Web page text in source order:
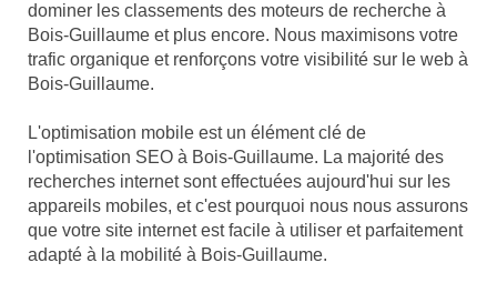
dominer les classements des moteurs de recherche à
Bois-Guillaume et plus encore. Nous maximisons votre
trafic organique et renforçons votre visibilité sur le web à
Bois-Guillaume.
L'optimisation mobile est un élément clé de
l'optimisation SEO à Bois-Guillaume. La majorité des
recherches internet sont effectuées aujourd'hui sur les
appareils mobiles, et c'est pourquoi nous nous assurons
que votre site internet est facile à utiliser et parfaitement
adapté à la mobilité à Bois-Guillaume.